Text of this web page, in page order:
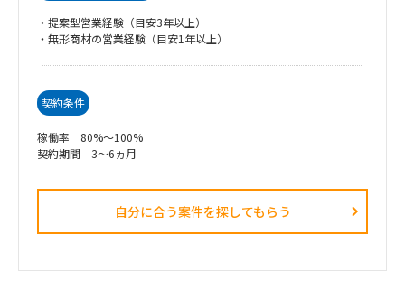
・提案型営業経験（目安3年以上）
・無形商材の営業経験（目安1年以上）
契約条件
稼働率 80%～100%
契約期間 3～6ヵ月
自分に合う案件を探してもらう​